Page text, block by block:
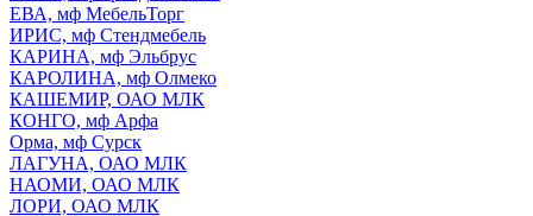
ЕВА, мф МебельТорг
ИРИС, мф Стендмебель
КАРИНА, мф Эльбрус
КАРОЛИНА, мф Олмеко
КАШЕМИР, ОАО МЛК
КОНГО, мф Арфа
Орма, мф Сурск
ЛАГУНА, ОАО МЛК
НАОМИ, ОАО МЛК
ЛОРИ, ОАО МЛК